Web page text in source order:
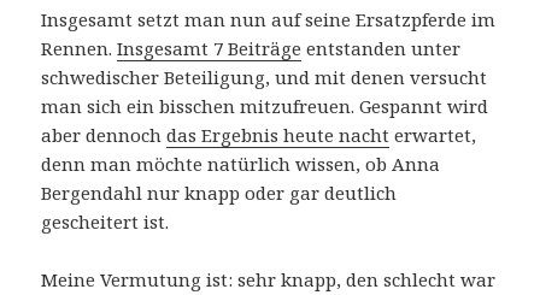
Insgesamt setzt man nun auf seine Ersatzpferde im
Rennen.Insgesamt 7 Beiträge entstanden unter
schwedischer Beteiligung, und mit denen versucht
man sich ein bisschen mitzufreuen. Gespannt wird
aber dennochdas Ergebnis heute nacht erwartet,
denn man möchte natürlich wissen, ob Anna
Bergendahl nur knapp oder gar deutlich
gescheitert ist.
Meine Vermutung ist: sehr knapp, den schlecht war